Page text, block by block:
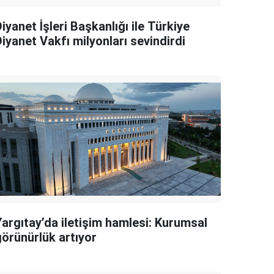
İşleri Başkanlığı ile Türkiye
Vakfı milyonları sevindirdi
iletişim hamlesi: Kurumsal
artıyor